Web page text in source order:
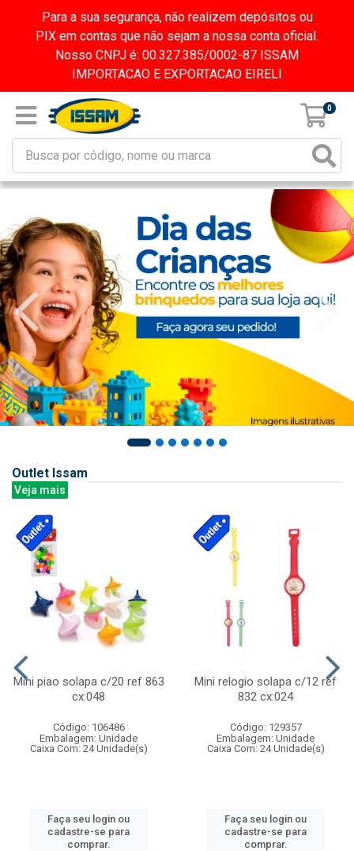
Para a sua segurança, não realizem depósitos ou
PIX em contas que não sejam a nossa conta oficial.
Nosso CNPJ é: 00.327.385/0002-87 ISSAM
IMPORTACAO E EXPORTACAO EIRELI
0
Outlet Issam
Veja mais
Mini piao solapa c/20 ref 863
cx:048
Código: 106486
Embalagem: Unidade
Caixa Com: 24 Unidade(s)
Faça seu login ou
cadastre-se para
comprar.
Mini relogio solapa c/12 ref
832 cx:024
Código: 129357
Embalagem: Unidade
Caixa Com: 24 Unidade(s)
Faça seu login ou
cadastre-se para
comprar.